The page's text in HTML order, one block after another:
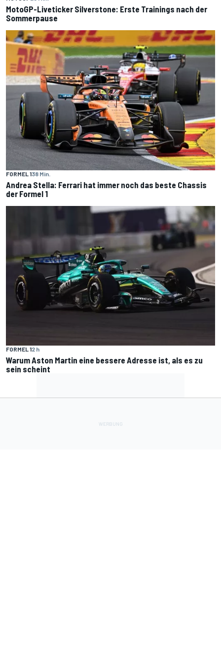
MotoGP-Liveticker Silverstone: Erste Trainings nach der
Sommerpause
FORMEL 138 Min.
Andrea Stella: Ferrari hat immer noch das beste Chassis
der Formel 1
FORMEL 12 h
Warum Aston Martin eine bessere Adresse ist, als es zu
sein scheint